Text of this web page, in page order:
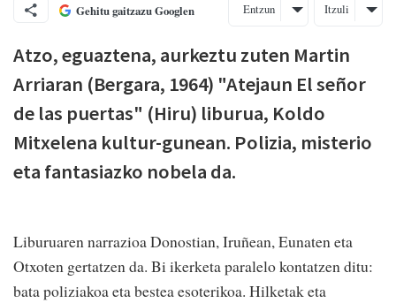
Gehitu gaitzazu Googlen Entzun Itzuli
Atzo, eguaztena, aurkeztu zuten Martin
Arriaran (Bergara, 1964) "Atejaun El señor
de las puertas" (Hiru) liburua, Koldo
Mitxelena kultur-gunean. Polizia, misterio
eta fantasiazko nobela da.
Liburuaren narrazioa Donostian, Iruñean, Eunaten eta
Otxoten gertatzen da. Bi ikerketa paralelo kontatzen ditu:
bata poliziakoa eta bestea esoterikoa. Hilketak eta